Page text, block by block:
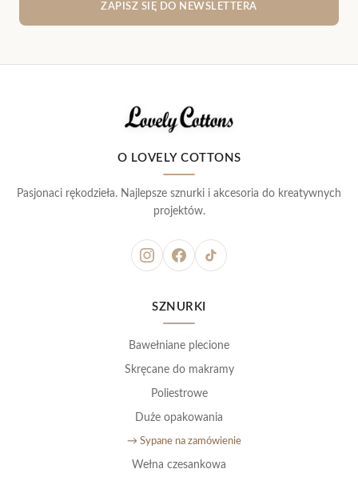
ZAPISZ SIĘ DO NEWSLETTERA
O LOVELY COTTONS
Pasjonaci rękodzieła. Najlepsze sznurki i akcesoria do kreatywnych
projektów.
SZNURKI
Bawełniane plecione
Skręcane do makramy
Poliestrowe
Duże opakowania
→ Sypane na zamówienie
Wełna czesankowa